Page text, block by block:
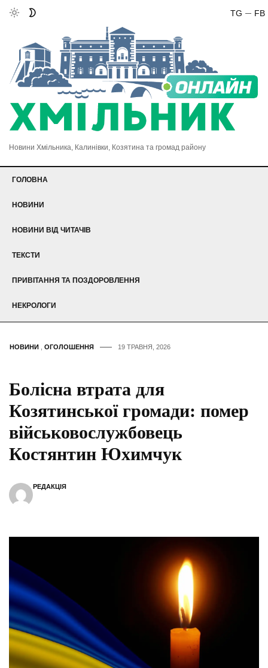
FB
TG
Новини Хмільника, Калинівки, Козятина та громад району
ГОЛОВНА
НОВИНИ
НОВИНИ ВІД ЧИТАЧІВ
ТЕКСТИ
ПРИВІТАННЯ ТА ПОЗДОРОВЛЕННЯ
НЕКРОЛОГИ
НОВИНИ ОГОЛОШЕННЯ 19 ТРАВНЯ, 2026
Болісна втрата для
Козятинської громади: помер
військовослужбовець
Костянтин Юхимчук
РЕДАКЦІЯ